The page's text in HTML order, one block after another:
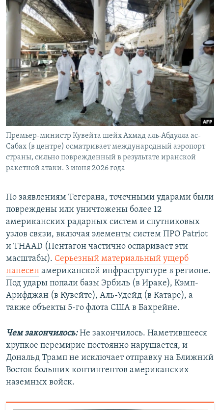
Премьер-министр Кувейта шейх Ахмад аль-Абдулла ас-
Сабах (в центре) осматривает международный аэропорт
страны, сильно поврежденный в результате иранской
ракетной атаки. 3 июня 2026 года
По заявлениям Тегерана, точечными ударами были
повреждены или уничтожены более 12
американских радарных систем и спутниковых
узлов связи, включая элементы систем ПРО Patriot
и THAAD (Пентагон частично оспаривает эти
масштабы). Серьезный материальный ущерб
нанесен американской инфраструктуре в регионе.
Под удары попали базы Эрбиль (в Ираке), Кэмп-
Арифджан (в Кувейте), Аль-Удейд (в Катаре), а
также объекты 5-го флота США в Бахрейне.
Чем закончилось: Не закончилось. Наметившееся
хрупкое перемирие постоянно нарушается, и
Дональд Трамп не исключает отправку на Ближний
Восток больших контингентов американских
наземных войск.